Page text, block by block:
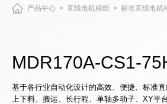
产品中心 > 直线电机模组 > 标准直线电机
MDR170A-CS1-
基于各行业自动化设计的高效、便捷、标准
上下料、搬运、长行程、单轴多动子、XY平